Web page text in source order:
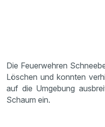
Die Feuerwehren
Löschen und konnten
auf die Umgebung
Schaum ein.